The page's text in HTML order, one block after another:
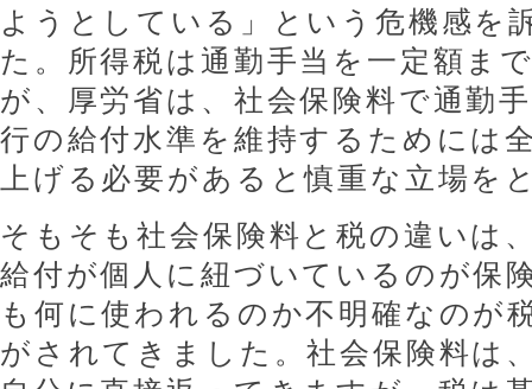
ようとしている」という危機感を
た。所得税は通勤手当を一定額ま
が、厚労省は、社会保険料で通勤
行の給付水準を維持するためには
上げる必要があると慎重な立場を
そもそも社会保険料と税の違いは
給付が個人に紐づいているのが保
も何に使われるのか不明確なのが
がされてきました。社会保険料は